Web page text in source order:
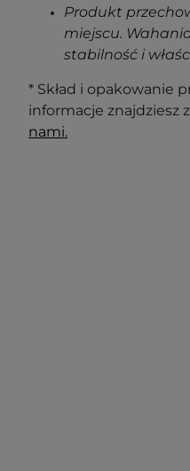
Produkt
miejscu.
stabilność i
* Skład i opakowanie
informacje znajdziesz
nami.